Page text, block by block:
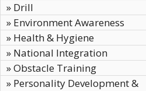
» Drill
» Environment Awareness
» Health & Hygiene
» National Integration
» Obstacle Training
» Personality Development &